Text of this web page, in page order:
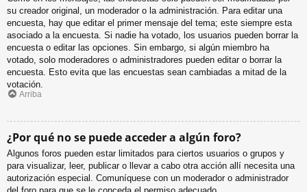
su creador original, un moderador o la administración. Para editar una
encuesta, hay que editar el primer mensaje del tema; este siempre esta
asociado a la encuesta. Si nadie ha votado, los usuarios pueden borrar la
encuesta o editar las opciones. Sin embargo, si algún miembro ha
votado, solo moderadores o administradores pueden editar o borrar la
encuesta. Esto evita que las encuestas sean cambiadas a mitad de la
votación.
Arriba
¿Por qué no se puede acceder a algún foro?
Algunos foros pueden estar limitados para ciertos usuarios o grupos y
para visualizar, leer, publicar o llevar a cabo otra acción allí necesita una
autorización especial. Comuníquese con un moderador o administrador